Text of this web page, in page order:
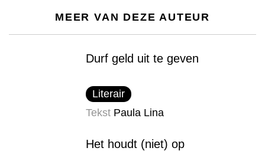
MEER VAN DEZE AUTEUR
Durf geld uit te geven
Literair
Tekst Paula Lina
Het houdt (niet) op